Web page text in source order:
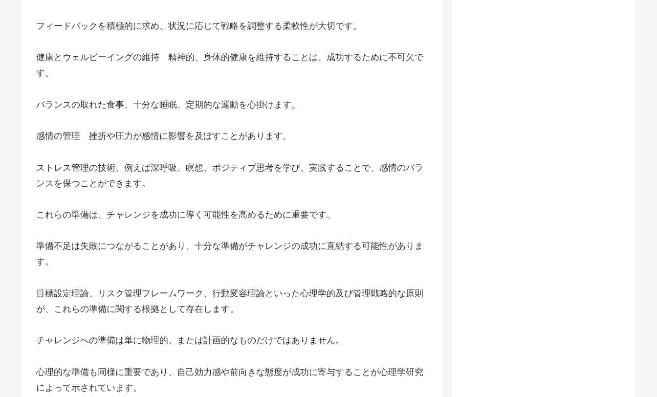
フィードバックを積極的に求め、状況に応じて戦略を調整する柔軟性が大切です。
健康とウェルビーイングの維持 精神的、身体的健康を維持することは、成功するために不可欠で
す。
バランスの取れた食事、十分な睡眠、定期的な運動を心掛けます。
感情の管理 挫折や圧力が感情に影響を及ぼすことがあります。
ストレス管理の技術、例えば深呼吸、瞑想、ポジティブ思考を学び、実践することで、感情のバラ
ンスを保つことができます。
これらの準備は、チャレンジを成功に導く可能性を高めるために重要です。
準備不足は失敗につながることがあり、十分な準備がチャレンジの成功に直結する可能性がありま
す。
目標設定理論、リスク管理フレームワーク、行動変容理論といった心理学的及び管理戦略的な原則
が、これらの準備に関する根拠として存在します。
チャレンジへの準備は単に物理的、または計画的なものだけではありません。
心理的な準備も同様に重要であり、自己効力感や前向きな態度が成功に寄与することが心理学研究
によって示されています。